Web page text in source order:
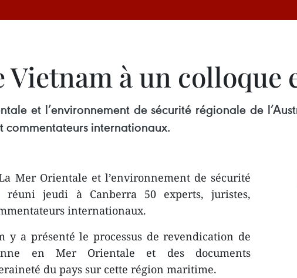
à un colloque
et l’environnement de sécurité régionale de
commentateurs internationaux.
Mer Orientale et l’environnement de sécurité
réuni jeudi à Canberra 50 experts, juristes,
internationaux.
y a présenté le processus de revendication de
en Mer Orientale et des documents
du pays sur cette région maritime.